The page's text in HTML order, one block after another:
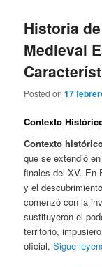
Historia
Medieval
Posted on17
Contexto
Contexto
que se extendió
finales del XV. En
y el
comenzó con la
sustituyeron el
territorio,
oficial.Sigue